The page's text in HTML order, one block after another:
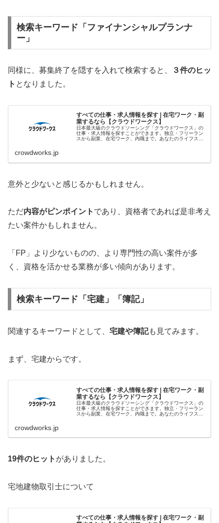
検索キーワード「ファイナンシャルプランナ
ー」
同様に、募集終了を隠すを入れて検索すると、
３件のヒッ
ト となりました。
すべての仕事・求人情報を探す | 在宅ワーク・副
業するなら【クラウドワークス】
日本最大級のクラウドソーシング「クラウドワークス」の
仕事・求人情報を探すことができます。独立・フリーラン
スから副業、在宅ワーク、内職まで。あなたのライフスタ
crowdworks.jp
意外と少ないと感じるかもしれません。
ただ内容がピンポイント であり、資格者であれば是非考え
たい案件かもしれません。
「FP」より少ないものの、より専門性の高い案件が多
く、資格を活かせる業務が多い傾向があります。
検索キーワード「宅建」「簿記」
関連するキーワードとして、 宅建や簿記も見てみます。
まず、宅建からです。
すべての仕事・求人情報を探す | 在宅ワーク・副
業するなら【クラウドワークス】
日本最大級のクラウドソーシング「クラウドワークス」の
仕事・求人情報を探すことができます。独立・フリーラン
スから副業、在宅ワーク、内職まで。あなたのライフスタ
crowdworks.jp
19件のヒット がありました。
宅地建物取引士について
すべての仕事・求人情報を探す | 在宅ワーク・副